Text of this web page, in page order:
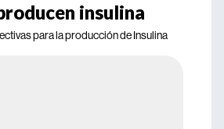
insulina
para la producción de Insulina